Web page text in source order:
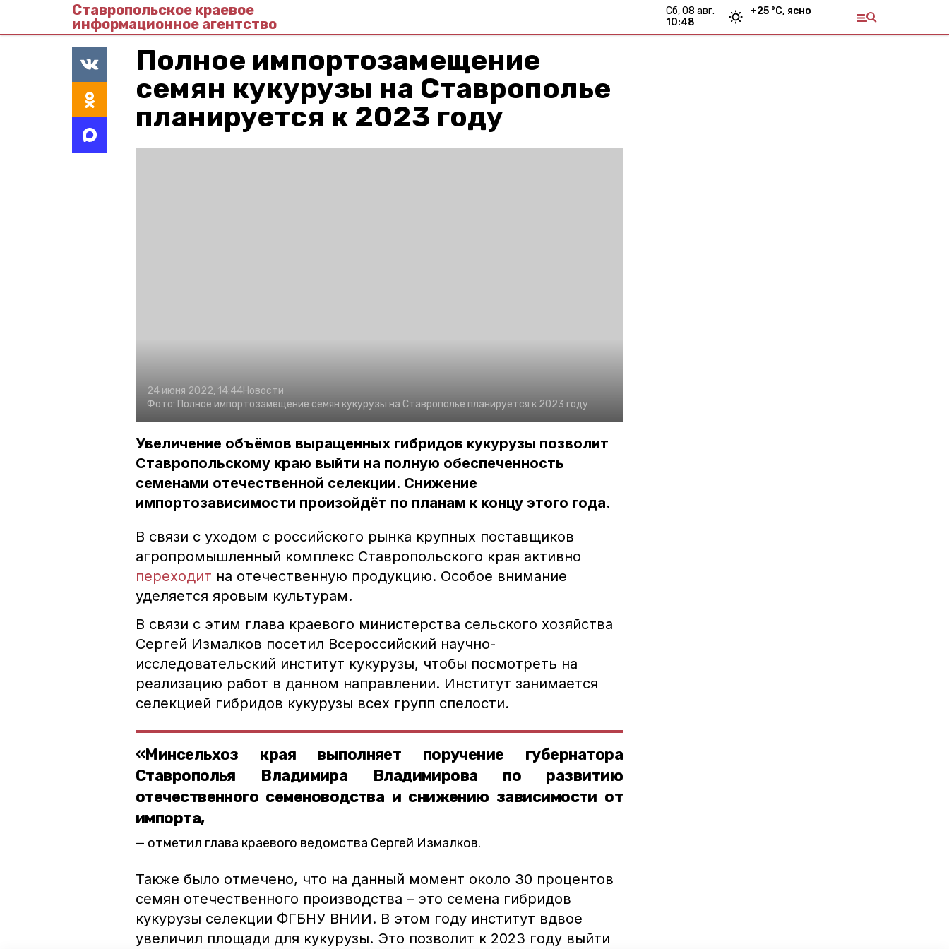
Ставропольское краевое
информационное агентство
сб, 08 авг.
10:48
+25 °С, ясно
Полное импортозамещение
семян кукурузы на Ставрополье
планируется к 2023 году
24 июня 2022, 14:44Новости
Фото: Полное импортозамещение семян кукурузы на Ставрополье планируется к 2023 году
Увеличение объёмов выращенных гибридов кукурузы позволит
Ставропольскому краю выйти на полную обеспеченность
семенами отечественной селекции. Снижение
импортозависимости произойдёт по планам к концу этого года.
В связи с уходом с российского рынка крупных поставщиков
агропромышленный комплекс Ставропольского края активно
переходит на отечественную продукцию. Особое внимание
уделяется яровым культурам.
В связи с этим глава краевого министерства сельского хозяйства
Сергей Измалков посетил Всероссийский научно-
исследовательский институт кукурузы, чтобы посмотреть на
реализацию работ в данном направлении. Институт занимается
селекцией гибридов кукурузы всех групп спелости.
«Минсельхоз края выполняет поручение губернатора
Ставрополья Владимира Владимирова по развитию
отечественного семеноводства и снижению зависимости от
импорта,
отметил глава краевого ведомства Сергей Измалков.
Также было отмечено, что на данный момент около 30 процентов
семян отечественного производства – это семена гибридов
кукурузы селекции ФГБНУ ВНИИ. В этом году институт вдвое
увеличил площади для кукурузы. Это позволит к 2023 году выйти